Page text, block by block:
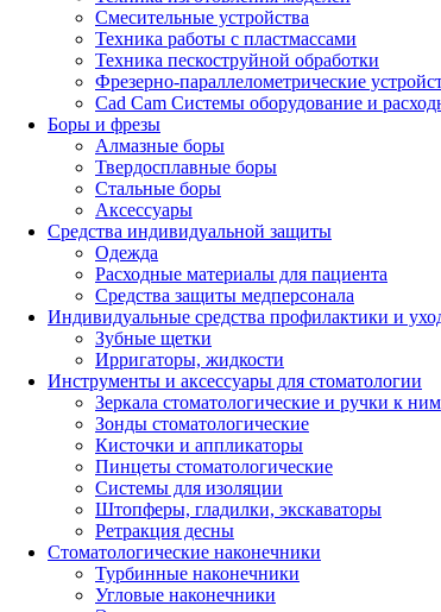
Смесительные устройства
Техника работы с пластмассами
Техника пескоструйной обработки
Фрезерно-параллелометрические
Cad Cam Системы оборудование и
Боры и фрезы
Алмазные боры
Твердосплавные боры
Стальные боры
Аксессуары
Средства индивидуальной защиты
Одежда
Расходные материалы для пациента
Средства защиты медперсонала
Индивидуальные средства профилактики и
Зубные щетки
Ирригаторы, жидкости
Инструменты и аксессуары для стоматологии
Зеркала стоматологические и ручки к ним
Зонды стоматологические
Кисточки и аппликаторы
Пинцеты стоматологические
Системы для изоляции
Штопферы, гладилки, экскаваторы
Ретракция десны
Стоматологические наконечники
Турбинные наконечники
Угловые наконечники